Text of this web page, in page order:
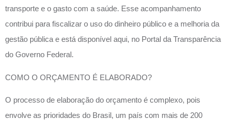
transporte e o gasto com a saúde. Esse acompanhamento
contribui para fiscalizar o uso do dinheiro público e a melhoria da
gestão pública e está disponível aqui, no Portal da Transparência
do Governo Federal.
COMO O ORÇAMENTO É ELABORADO?
O processo de elaboração do orçamento é complexo, pois
envolve as prioridades do Brasil, um país com mais de 200